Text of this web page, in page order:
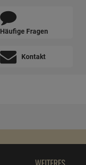
Häufige Fragen
Kontakt